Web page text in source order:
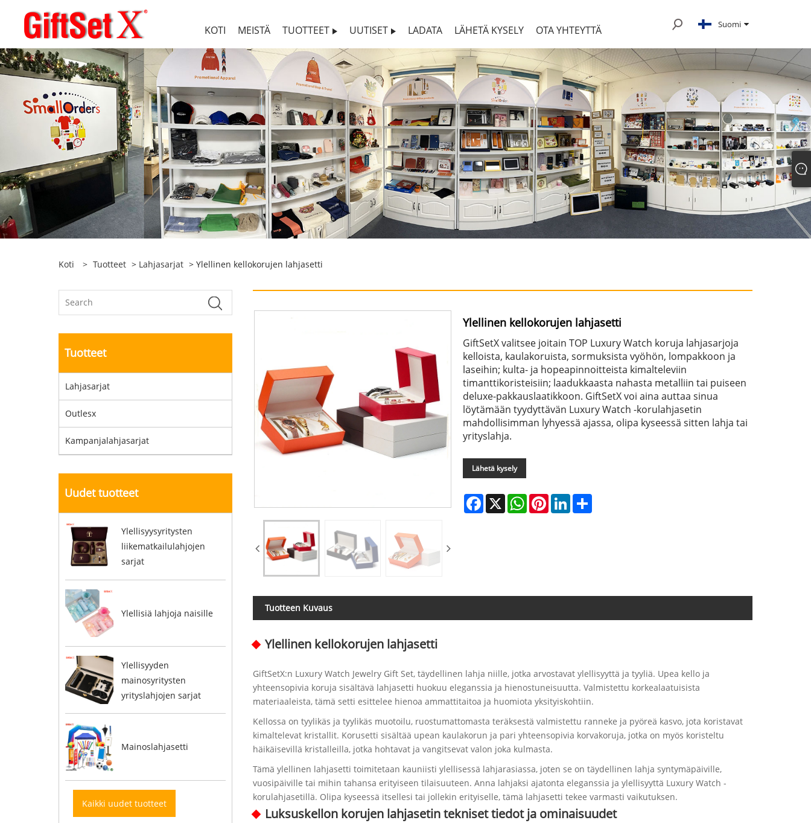
KOTI MEISTÄ TUOTTEET UUTISET LADATA LÄHETÄ KYSELY OTA YHTEYTTÄ Suomi
Koti > Tuotteet > Lahjasarjat > Ylellinen kellokorujen lahjasetti
Tuotteet
Lahjasarjat
Outlesx
Kampanjalahjasarjat
Uudet tuotteet
Ylellisyysyritysten
liikematkailulahjojen
sarjat
Ylellisiä lahjoja naisille
Ylellisyyden
mainosyritysten
yrityslahjojen sarjat
Mainoslahjasetti
Kaikki uudet tuotteet
Ylellinen kellokorujen lahjasetti
GiftSetX valitsee joitain TOP Luxury Watch koruja lahjasarjoja
kelloista, kaulakoruista, sormuksista vyöhön, lompakkoon ja
laseihin; kulta- ja hopeapinnoitteista kimalteleviin
timanttikoristeisiin; laadukkaasta nahasta metalliin tai puiseen
deluxe-pakkauslaatikkoon. GiftSetX voi aina auttaa sinua
löytämään tyydyttävän Luxury Watch -korulahjasetin
mahdollisimman lyhyessä ajassa, olipa kyseessä sitten lahja tai
yrityslahja.
Lähetä kysely
Facebook
X WhatsAppPinterestLinkedInShare
Tuotteen Kuvaus
Ylellinen kellokorujen lahjasetti
GiftSetX:n Luxury Watch Jewelry Gift Set, täydellinen lahja niille, jotka arvostavat ylellisyyttä ja tyyliä. Upea kello ja
yhteensopivia koruja sisältävä lahjasetti huokuu eleganssia ja hienostuneisuutta. Valmistettu korkealaatuisista
materiaaleista, tämä setti esittelee hienoa ammattitaitoa ja huomiota yksityiskohtiin.
Kellossa on tyylikäs ja tyylikäs muotoilu, ruostumattomasta teräksestä valmistettu ranneke ja pyöreä kasvo, jota koristavat
kimaltelevat kristallit. Korusetti sisältää upean kaulakorun ja pari yhteensopivia korvakoruja, jotka on myös koristeltu
häikäisevillä kristalleilla, jotka hohtavat ja vangitsevat valon joka kulmasta.
Tämä ylellinen lahjasetti toimitetaan kauniisti ylellisessä lahjarasiassa, joten se on täydellinen lahja syntymäpäiville,
vuosipäiville tai mihin tahansa erityiseen tilaisuuteen. Anna lahjaksi ajatonta eleganssia ja ylellisyyttä Luxury Watch -
korulahjasetillä. Olipa kyseessä itsellesi tai jollekin erityiselle, tämä lahjasetti tekee varmasti vaikutuksen.
Luksuskellon korujen lahjasetin tekniset tiedot ja ominaisuudet